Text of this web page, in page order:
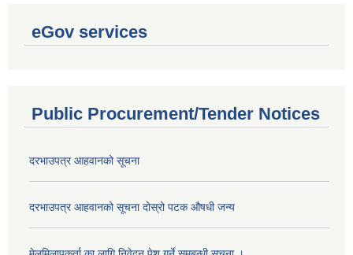
eGov services
Public Procurement/Tender Notices
दरभाउपत्र आहवानको सूचना
दरभाउपत्र आहवानको सूचना दोस्रो पटक औषधी जन्य